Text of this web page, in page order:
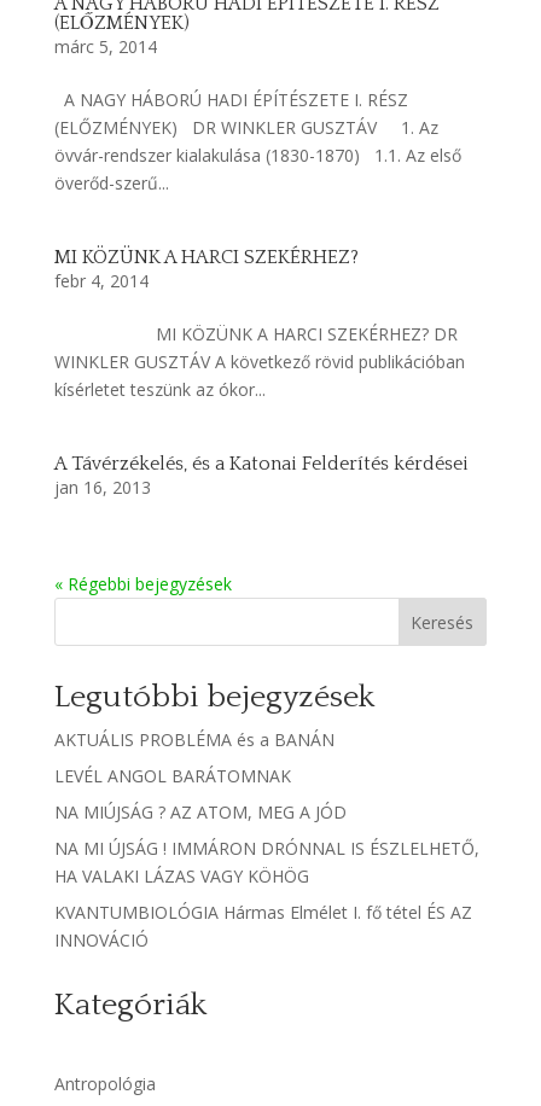
(ELŐZMÉNYEK)
márc 5, 2014
A NAGY HÁBORÚ HADI ÉPÍTÉSZETE I. RÉSZ
(ELŐZMÉNYEK) DR WINKLER GUSZTÁV 1. Az
övvár-rendszer kialakulása (1830-1870) 1.1. Az első
överőd-szerű...
MI KÖZÜNK A HARCI SZEKÉRHEZ?
febr 4, 2014
MI KÖZÜNK A HARCI SZEKÉRHEZ? DR
WINKLER GUSZTÁV A következő rövid publikációban
kísérletet teszünk az ókor...
A Távérzékelés, és a Katonai Felderítés kérdései
jan 16, 2013
« Régebbi bejegyzések
Keresés
Legutóbbi bejegyzések
AKTUÁLIS PROBLÉMA és a BANÁN
LEVÉL ANGOL BARÁTOMNAK
NA MIÚJSÁG ? AZ ATOM, MEG A JÓD
NA MI ÚJSÁG ! IMMÁRON DRÓNNAL IS ÉSZLELHETŐ,
HA VALAKI LÁZAS VAGY KÖHÖG
KVANTUMBIOLÓGIA Hármas Elmélet I. fő tétel ÉS AZ
INNOVÁCIÓ
Kategóriák
Antropológia